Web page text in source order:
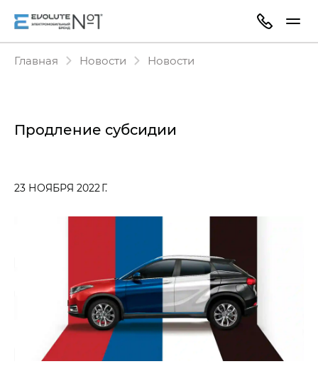
Главная Новости Новости
Продление субсидии
23 НОЯБРЯ 2022 Г.